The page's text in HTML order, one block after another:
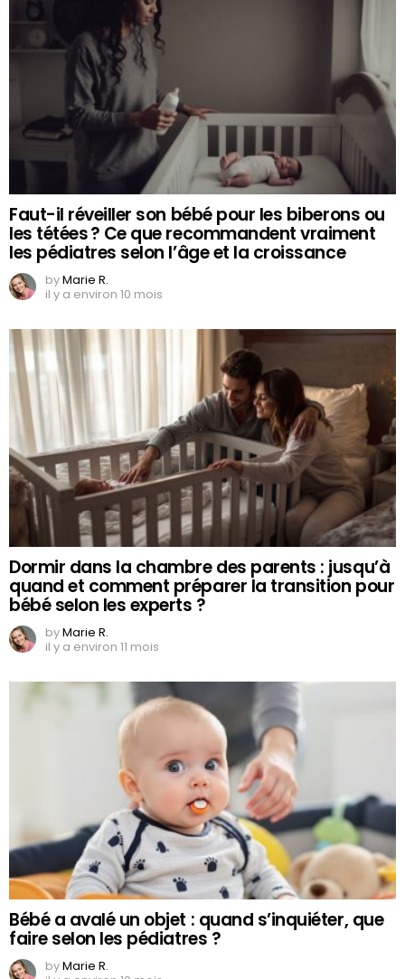
Faut-il réveiller son bébé pour les biberons ou
les tétées ? Ce que recommandent vraiment
les pédiatres selon l’âge et la croissance
byMarie R.
il y a environ 10 mois
Dormir dans la chambre des parents : jusqu’à
quand et comment préparer la transition pour
bébé selon les experts ?
byMarie R.
il y a environ 11 mois
Bébé a avalé un objet : quand s’inquiéter, que
faire selon les pédiatres ?
byMarie R.